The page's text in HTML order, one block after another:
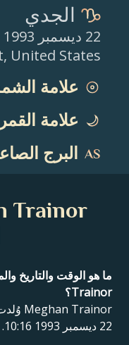
الجدي
22 ديسمبر 1993
, United States
علامة
علامة القمر
البرج
Trainor؟
22 ديسمبر 1993 10:16.